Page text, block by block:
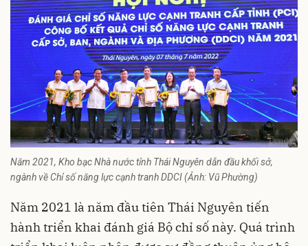
Năm 2021, Kho bạc Nhà nước tỉnh Thái Nguyên dẫn đầu khối sở,
ngành về Chỉ số năng lực cạnh tranh DDCI (Ảnh: Vũ Phường)
Năm 2021 là năm đầu tiên Thái Nguyên tiến
hành triển khai đánh giá Bộ chỉ số này. Quá trình